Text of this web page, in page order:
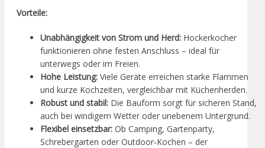
Vorteile:
Unabhängigkeit von Strom und Herd: Hockerkocher
funktionieren ohne festen Anschluss – ideal für
unterwegs oder im Freien.
Hohe Leistung: Viele Geräte erreichen starke Flammen
und kurze Kochzeiten, vergleichbar mit Küchenherden.
Robust und stabil: Die Bauform sorgt für sicheren Stand,
auch bei windigem Wetter oder unebenem Untergrund.
Flexibel einsetzbar: Ob Camping, Gartenparty,
Schrebergarten oder Outdoor‑Kochen – der